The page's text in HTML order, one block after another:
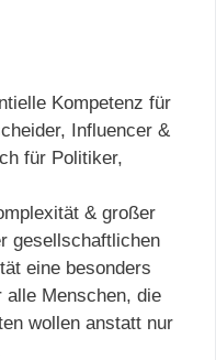
Kompetenz für
Influencer &
für Politiker,
& großer
gesellschaftlichen
eine besonders
alle Menschen, die
wollen anstatt nur